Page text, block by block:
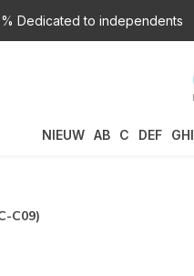
Dedicated to independents
NIEUW AB C DEF GHI
C09)